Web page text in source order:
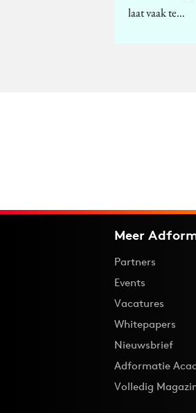
laat vaak te…
Meer
Partners
Events
Vacatures
Whitepapers
Nieuwsbrief
Adformatie
Volledig